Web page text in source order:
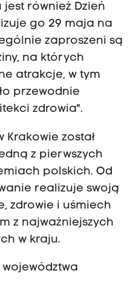
również Dzień
go 29 maja na
zaproszeni są
na których
atrakcje, w tym
przewodnie
zdrowia".
Krakowie został
z pierwszych
polskich. Od
realizuje swoją
zdrowie i uśmiech
z najważniejszych
w kraju.